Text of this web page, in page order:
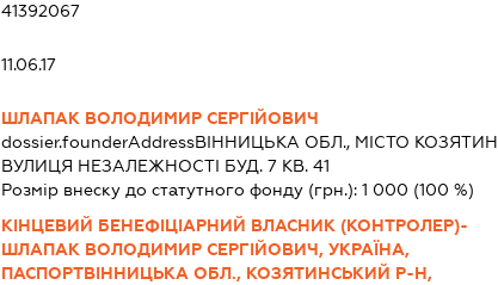
41392067
11.06.17
ШЛАПАК ВОЛОДИМИР СЕРГІЙОВИЧ
dossier.founderAddressВІННИЦЬКА ОБЛ., МІСТО КОЗЯТИН
ВУЛИЦЯ НЕЗАЛЕЖНОСТІ БУД. 7 КВ. 41
Розмір внеску до статутного фонду (грн.): 1 000 (100 %)
КІНЦЕВИЙ БЕНЕФІЦІАРНИЙ ВЛАСНИК (КОНТРОЛЕР)-
ШЛАПАК ВОЛОДИМИР СЕРГІЙОВИЧ, УКРАЇНА,
ПАСПОРТВІННИЦЬКА ОБЛ., КОЗЯТИНСЬКИЙ Р-Н,